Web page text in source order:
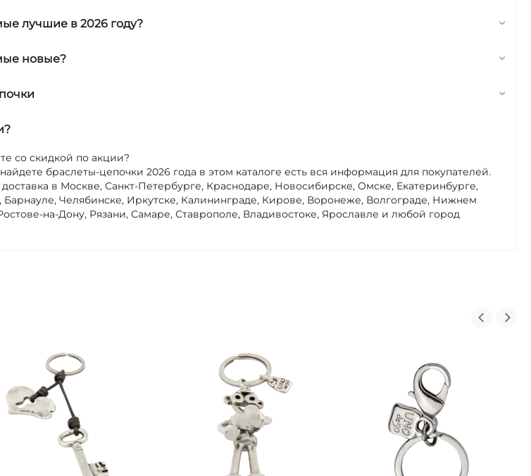
лучшие в 2026 году?
новые?
со скидкой по акции?
браслеты-цепочки 2026 года в этом каталоге есть вся информация для покупателей.
в Москве, Санкт-Петербурге, Краснодаре, Новосибирске, Омске, Екатеринбурге,
Челябинске, Иркутске, Калининграде, Кирове, Воронеже, Волгограде, Нижнем
на-Дону, Рязани, Самаре, Ставрополе, Владивостоке, Ярославле и любой город